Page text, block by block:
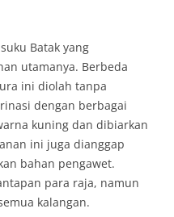
Batak yang
utamanya. Berbeda
ini diolah tanpa
dengan berbagai
kuning dan dibiarkan
ini juga dianggap
bahan pengawet.
para raja, namun
kalangan.